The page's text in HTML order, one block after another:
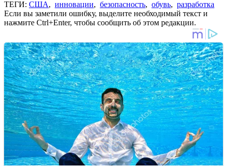
ТЕГИ: США, инновации, безопасность, обувь, разработка
Если вы заметили ошибку, выделите необходимый текст и
нажмите Ctrl+Enter, чтобы сообщить об этом редакции.